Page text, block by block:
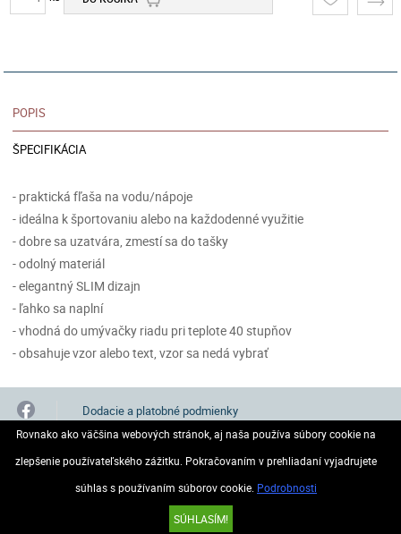
POPIS
ŠPECIFIKÁCIA
- praktická fľaša na vodu/nápoje
- ideálna k športovaniu alebo na každodenné využitie
- dobre sa uzatvára, zmestí sa do tašky
- odolný materiál
- elegantný SLIM dizajn
- ľahko sa naplní
- vhodná do umývačky riadu pri teplote 40 stupňov
- obsahuje vzor alebo text, vzor sa nedá vybrať
Dodacie a platobné podmienky
Všeobecné obchodné podmienky GDPR
© 2026 Všetky práva vyhradené..
Rovnako ako väčšina webových stránok, aj naša používa súbory cookie na
zlepšenie používateľského zážitku. Pokračovaním v prehliadaní vyjadrujete
súhlas s používaním súborov cookie. Podrobnosti
SÚHLASÍM!